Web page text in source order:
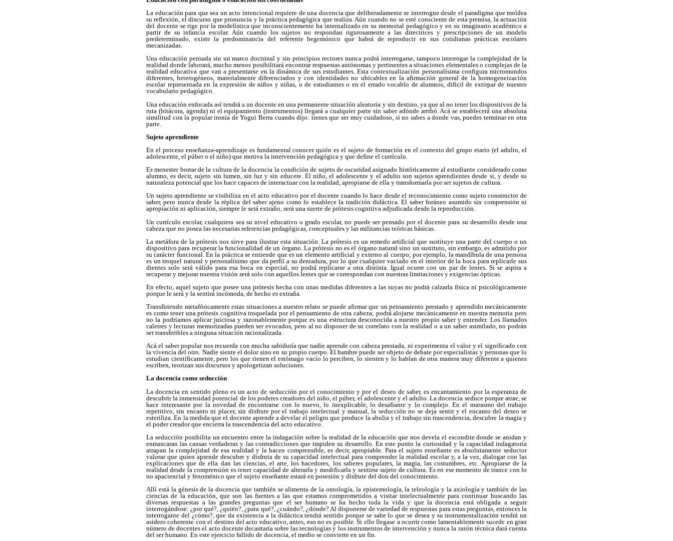
La educación para que sea un acto intencional requiere de una docencia que deliberadamente se interrogue desde el paradigma que moldea
su reflexión, el discurso que pronuncia y la práctica pedagógica que realiza. Aún cuando no se esté consciente de esta premisa, la actuación
del docente se rige por la modelística que inconscientemente ha internalizado en su memorial pedagógico y en su imaginario académico a
partir de su infancia escolar. Aún cuando los sujetos no respondan rigurosamente a las directrices y prescripciones de un modelo
predeterminado, existe la predominancia del referente hegemónico que habrá de reproducir en sus cotidianas prácticas escolares
mecanizadas.
Una educación pensada sin un marco doctrinal y sin principios rectores nunca podrá interrogarse, tampoco interrogar la complejidad de la
realidad donde laborará, mucho menos posibilitará encontrar respuestas autónomas y pertinentes a situaciones elementales o complejas de la
realidad educativa que van a presentarse en la dinámica de sus estudiantes. Esta contextualización personalísima configura micromundos
diferentes, heterogéneos, materialmente diferenciados y con identidades no ubicables en la afirmación general de la homogeneización
escolar representada en la expresión de niños y niñas, o de estudiantes o en el errado vocablo de alumnos, difícil de extirpar de nuestro
vocabulario pedagógico.
Una educación enfocada así tendrá a un docente en una permanente situación aleatoria y sin destino, ya que al no tener los dispositivos de la
ruta (bitácora, agenda) ni el equipamiento (instrumentos) llegará a cualquier parte sin saber adónde arribó. Acá se establecerá una absoluta
similitud con la popular ironía de Yogui Berra cuando dijo: tienes que ser muy cuidadoso, si no sabes a donde vas, puedes terminar en otra
parte.
Sujeto aprendiente
En el proceso enseñanza-aprendizaje es fundamental conocer quién es el sujeto de formación en el contexto del grupo etario (el adulto, el
adolescente, el púber o el niño) que motiva la intervención pedagógica y que define el currículo.
Es menester borrar de la cultura de la docencia la condición de sujeto de oscuridad asignado históricamente al estudiante considerado como
alumno, es decir, sujeto sin lumen, sin luz y sin educere. El niño, el adolescente y el adulto son sujetos aprendientes desde si, y desde su
naturaleza potencial que los hace capaces de interactuar con la realidad, apropiarse de ella y transformarla por ser sujetos de cultura.
Un sujeto aprendiente se visibiliza en el acto educativo por el docente cuando lo hace desde el reconocimiento como sujeto constructor de
saber, pero nunca desde la réplica del saber ajeno como lo establece la tradición didáctica. El saber foráneo asumido sin comprensión ni
apropiación ni aplicación, siempre le será extraño, será una suerte de prótesis cognitiva adjudicada desde la reproducción.
Un currículo escolar, cualquiera sea su nivel educativo o grado escolar, no puede ser pensado por el docente para su desarrollo desde una
cabeza que no posea las necesarias referencias pedagógicas, conceptuales y las militancias teóricas básicas.
La metáfora de la prótesis nos sirve para ilustrar esta situación. La prótesis es un remedo artificial que sustituye una parte del cuerpo o un
dispositivo para recuperar la funcionalidad de un órgano. La prótesis no es el órgano natural sino un sustituto, sin embargo, es admitido por
su carácter funcional. En la práctica se entiende que es un elemento artificial y externo al cuerpo; por ejemplo, la mandíbula de una persona
es un troquel natural y personalísimo que da perfil a su dentadura, por lo que cualquier vaciado en el interior de la boca para replicarle sus
dientes solo será válido para esa boca en especial, no podrá replicarse a otra distinta. Igual ocurre con un par de lentes. Si se aspira a
recuperar y mejorar nuestra visión será solo con aquellos lentes que se correspondan con nuestras limitaciones y exigencias ópticas.
En efecto, aquel sujeto que posee una prótesis hecha con unas medidas diferentes a las suyas no podrá calzarla física ni psicológicamente
porque le será y la sentirá incómoda, de hecho es extraña.
Transfiriendo metafóricamente estas situaciones a nuestro relato se puede afirmar que un pensamiento prestado y aprendido mecánicamente
es como tener una prótesis cognitiva troquelada por el pensamiento de otra cabeza; podrá alojarse mecánicamente en nuestra memoria pero
no la podríamos aplicar juiciosa y razonablemente porque es una estructura desconocida a nuestro propio saber y entender. Los llamados
caletres y lecturas memorizadas pueden ser evocados, pero al no disponer de su correlato con la realidad o a un saber asimilado, no podrán
ser transferibles a ninguna situación racionalizada.
Acá el saber popular nos recuerda con mucha sabiduría que nadie aprende con cabeza prestada, ni experimenta el valor y el significado con
la vivencia del otro. Nadie siente el dolor sino en su propio cuerpo. El hambre puede ser objeto de debate por especialistas y personas que lo
estudian científicamente, pero los que tienen el estómago vacío lo perciben, lo sienten y lo hablan de otra manera muy diferente a quienes
escriben, teorizan sus discursos y apologetizan soluciones.
La docencia como seducción
La docencia en sentido pleno es un acto de seducción por el conocimiento y por el deseo de saber, es encantamiento por la esperanza de
descubrir la inmensidad potencial de los poderes creadores del niño, el púber, el adolescente y el adulto. La docencia seduce porque atrae, se
hace interesante por la novedad de encontrarse con lo nuevo, lo inexplicable, lo desafiante y lo complejo. En el marasmo del trabajo
repetitivo, sin encanto ni placer, sin disfrute por el trabajo intelectual y manual, la seducción no se deja sentir y el encanto del deseo se
esteriliza. En la medida que el docente aprende a develar el peligro que produce la abulia y el trabajo sin trascendencia, descubre la magia y
el poder creador que encierra la trascendencia del acto educativo.
La seducción posibilita un encuentro entre la indagación sobre la realidad de la educación que nos devela el escondite donde se anidan y
enmascaran las causas verdaderas y las contradicciones que impiden su desarrollo. En este punto la curiosidad y la capacidad indagatoria
atrapan la complejidad de esa realidad y la hacen comprensible, es decir, apropiable. Para el sujeto enseñante es absolutamente seductor
valorar que quien aprende descubre y disfruta de su capacidad intelectual para comprender la realidad escolar y, a la vez, dialogar con las
explicaciones que de ella dan las ciencias, el arte, los hacedores, los saberes populares, la magia, las costumbres, etc. Apropiarse de la
realidad desde la comprensión es tener capacidad de alterarla y modificarla y sentirse sujeto de cultura. Es en ese momento de trance con lo
no apaciencial y fenoménico que el sujeto enseñante estará en posesión y disfrute del don del conocimiento.
Allí está la génesis de la docencia que también se alimenta de la ontología, la epistemología, la teleología y la axiología y también de las
ciencias de la educación, que son las fuentes a las que estamos comprometidos a visitar intelectualmente para continuar buscando las
diversas respuestas a las grandes preguntas que el ser humano se ha hecho toda la vida y que la docencia está obligada a seguir
interrogándose: ¿por qué?, ¿quién?, ¿para qué?, ¿cuándo?, ¿dónde? Al disponerse de variedad de respuestas para estas preguntas, entonces la
interrogante del ¿cómo?, que da existencia a la didáctica tendrá sentido porque se sabe lo que se desea y su instrumentalización tendrá un
asidero coherente con el destino del acto educativo, antes, eso no es posible. Si ello llegase a ocurrir como lamentablemente sucede en gran
número de docentes el acto docente decantaría sobre las tecnologías y los instrumentos de intervención y nunca la razón técnica dará cuenta
del ser humano. En este ejercicio fallido de docencia, el medio se convierte en un fin.